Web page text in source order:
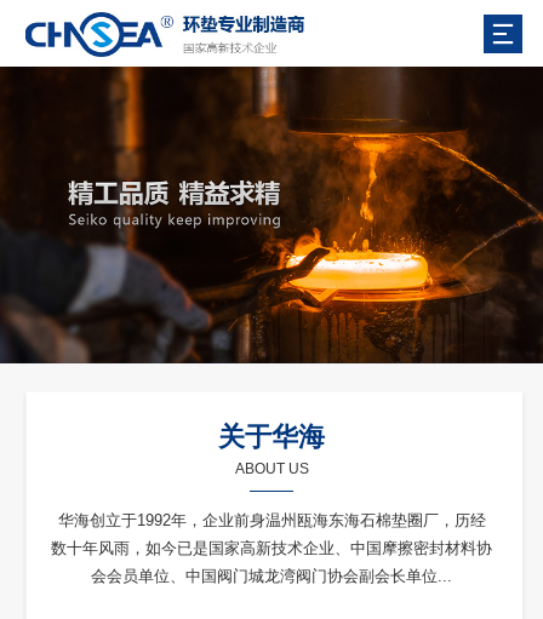
关于华海
ABOUT US
华海创立于1992年，企业前身温州瓯海东海石棉垫圈厂，历经
数十年风雨，如今已是国家高新技术企业、中国摩擦密封材料协
会会员单位、中国阀门城龙湾阀门协会副会长单位...